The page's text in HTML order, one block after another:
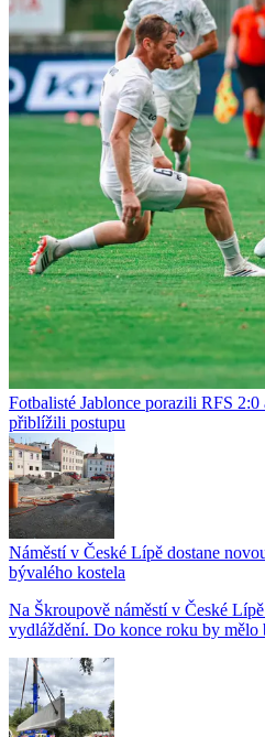
Fotbalisté Jablonce porazili RFS
přiblížili postupu
Náměstí v České Lípě dostane
bývalého kostela
Na Škroupově náměstí v České
vydláždění. Do konce roku by mělo